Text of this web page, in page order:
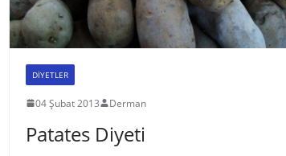
DİYETLER
04 Şubat 2013 Derman
Patates Diyeti